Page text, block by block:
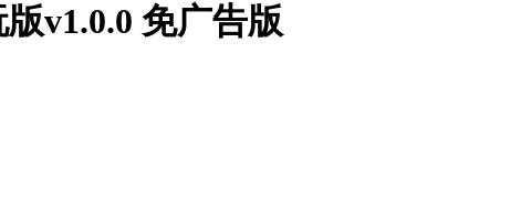
v1.0.0 免广告版